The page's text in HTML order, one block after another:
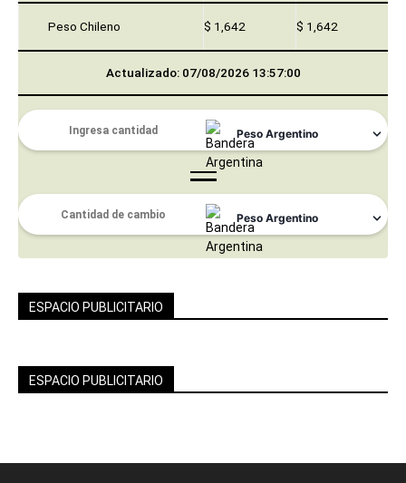
Peso Chileno $ 1,642 $ 1,642
Actualizado: 07/08/2026 13:57:00
ESPACIO PUBLICITARIO
ESPACIO PUBLICITARIO